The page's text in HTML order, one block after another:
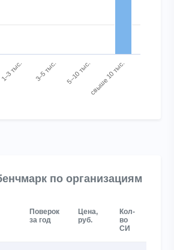
1–3 тыс. 3–5 тыс. 5–10 тыс.свыше 10 тыс.
по организациям
Поверок
за год
Цена,
руб.
Кол-
во
СИ